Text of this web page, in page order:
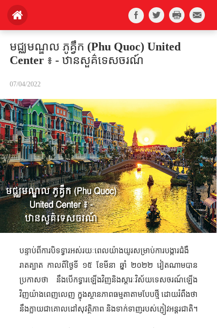
មជ្ឈមណ្ឌល ភូគ្វឹក (Phu Quoc) United
Center ៖ - ឋានសួគ៌ទេសចរណ៍
07/04/2022
បន្ទាប់ពីការបិទទ្វារអស់រយៈពេលយ៉ាងយូរសម្រាប់ការបង្ការជំងឺ
រាតត្បាត កាលពីថ្ងៃទី ១៥ ខែមីនា ឆ្នាំ ២០២២ វៀតណាមបាន
ប្រកាសថា នឹងបើកទ្វារឡើង​វិញនិងស្តារៈវិស័យទេសចរណ៍ឡើង
វិញយ៉ាងពេញលេញ ក្នុងស្ថានភាព​ធម្មតាតាមបែបថ្មី ដោយរំពឹងថា
នឹងក្លាយជាគោលដៅសុវត្ថិភាព និងទាក់ទាញរបស់ភ្ញៀវអន្តរជាតិ។